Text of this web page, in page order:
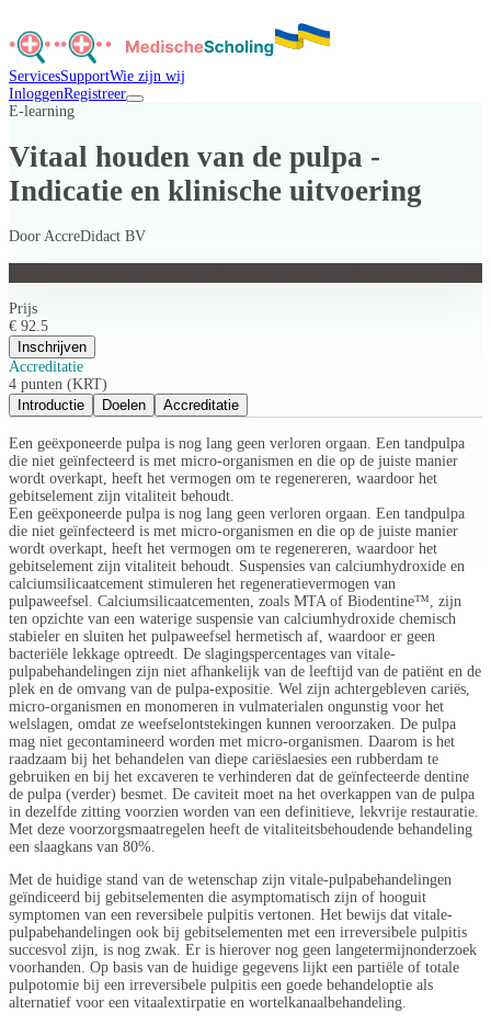
ServicesSupportWie zijn wij
InloggenRegistreer
E-learning
Vitaal houden van de pulpa -
Indicatie en klinische uitvoering
Door AccreDidact BV
Prijs
€ 92.5
Inschrijven
Accreditatie
4 punten (KRT)
Introductie
Doelen Accreditatie
Een geëxponeerde pulpa is nog lang geen verloren orgaan. Een tandpulpa
die niet geïnfecteerd is met micro-organismen en die op de juiste manier
wordt overkapt, heeft het vermogen om te regenereren, waardoor het
gebitselement zijn vitaliteit behoudt.
Een geëxponeerde pulpa is nog lang geen verloren orgaan. Een tandpulpa
die niet geïnfecteerd is met micro-organismen en die op de juiste manier
wordt overkapt, heeft het vermogen om te regenereren, waardoor het
gebitselement zijn vitaliteit behoudt. Suspensies van calciumhydroxide en
calciumsilicaatcement stimuleren het regeneratievermogen van
pulpaweefsel. Calciumsilicaatcementen, zoals MTA of Biodentine™, zijn
ten opzichte van een waterige suspensie van calciumhydroxide chemisch
stabieler en sluiten het pulpaweefsel hermetisch af, waardoor er geen
bacteriële lekkage optreedt. De slagingspercentages van vitale-
pulpabehandelingen zijn niet afhankelijk van de leeftijd van de patiënt en de
plek en de omvang van de pulpa-expositie. Wel zijn achtergebleven cariës,
micro-organismen en monomeren in vulmaterialen ongunstig voor het
welslagen, omdat ze weefselontstekingen kunnen veroorzaken. De pulpa
mag niet gecontamineerd worden met micro-organismen. Daarom is het
raadzaam bij het behandelen van diepe cariëslaesies een rubberdam te
gebruiken en bij het excaveren te verhinderen dat de geïnfecteerde dentine
de pulpa (verder) besmet. De caviteit moet na het overkappen van de pulpa
in dezelfde zitting voorzien worden van een definitieve, lekvrije restauratie.
Met deze voorzorgsmaatregelen heeft de vitaliteitsbehoudende behandeling
een slaagkans van 80%.
Met de huidige stand van de wetenschap zijn vitale-pulpabehandelingen
geïndiceerd bij gebitselementen die asymptomatisch zijn of hooguit
symptomen van een reversibele pulpitis vertonen. Het bewijs dat vitale-
pulpabehandelingen ook bij gebitselementen met een irreversibele pulpitis
succesvol zijn, is nog zwak. Er is hierover nog geen langetermijnonderzoek
voorhanden. Op basis van de huidige gegevens lijkt een partiële of totale
pulpotomie bij een irreversibele pulpitis een goede behandeloptie als
alternatief voor een vitaalextirpatie en wortelkanaalbehandeling.